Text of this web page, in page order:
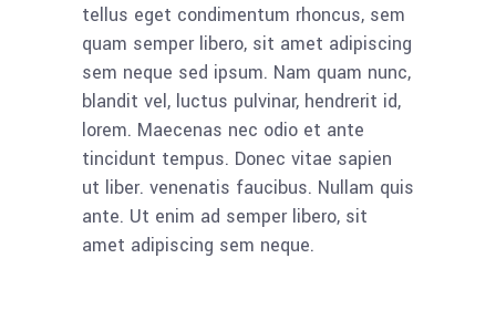
tellus eget condimentum rhoncus, sem
quam semper libero, sit amet adipiscing
sem neque sed ipsum. Nam quam nunc,
blandit vel, luctus pulvinar, hendrerit id,
lorem. Maecenas nec odio et ante
tincidunt tempus. Donec vitae sapien
ut liber. venenatis faucibus. Nullam quis
ante. Ut enim ad semper libero, sit
amet adipiscing sem neque.